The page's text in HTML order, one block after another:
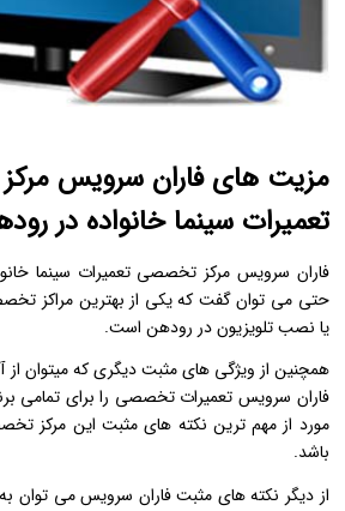
مزیت های فاران سرویس
تعمیرات سینما خانواده در
فاران سرویس مرکز تخصصی تعمیرات سینما
حتی می توان گفت که یکی از بهترین مراکز
یا نصب تلویزیون در رودهن است.
همچنین از ویژگی های مثبت دیگری که میتوان از
فاران سرویس تعمیرات تخصصی را برای تمامی
مورد از مهم ترین نکته های مثبت این مرکز
باشد.
از دیگر نکته های مثبت فاران سرویس می توان